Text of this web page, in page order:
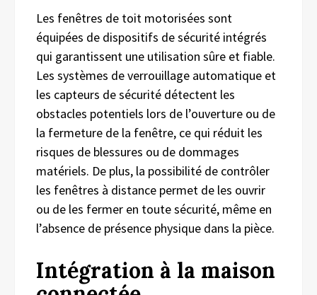
Les fenêtres de toit motorisées sont
équipées de dispositifs de sécurité intégrés
qui garantissent une utilisation sûre et fiable.
Les systèmes de verrouillage automatique et
les capteurs de sécurité détectent les
obstacles potentiels lors de l’ouverture ou de
la fermeture de la fenêtre, ce qui réduit les
risques de blessures ou de dommages
matériels. De plus, la possibilité de contrôler
les fenêtres à distance permet de les ouvrir
ou de les fermer en toute sécurité, même en
l’absence de présence physique dans la pièce.
Intégration à la maison